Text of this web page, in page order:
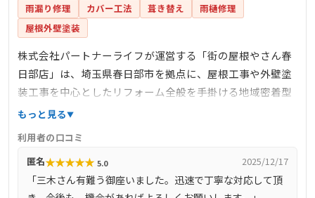
雨漏り修理 カバー工法 葺き替え
雨樋修理
屋根外壁塗装
株式会社パートナーライフが運営する「街の屋根やさん春
日部店」は、埼玉県春日部市を拠点に、屋根工事や外壁塗
装工事を中心としたリフォーム全般を手掛ける地域密着型
の企業です。代表取締役の森下剛氏のもと、屋根の塗装や
ーポートなどのエクステリア工事まで幅広く対応していま
す。施工対応エリアは春日部市、さいたま市、越谷市、蓮
田市、松戸市などで、無料診断やお見積もりも実施中で
もっと見る
利用者の口コミ
匿名★★★★★ 5.0 2025/12/17
「三木さん有難う御座いました。迅速で丁寧な対応して頂